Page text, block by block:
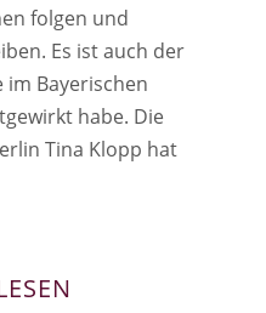
folgen und
Es ist auch der
im Bayerischen
habe. Die
Tina Klopp hat